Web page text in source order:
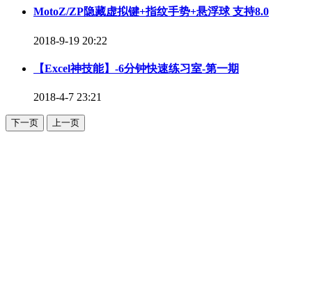
MotoZ/ZP隐藏虚拟键+指纹手势+悬浮球 支持8.0
2018-9-19 20:22
【Excel神技能】-6分钟快速练习室-第一期
2018-4-7 23:21
下一页 上一页